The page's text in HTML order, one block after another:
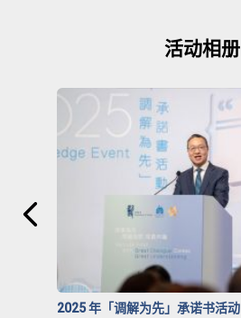
活动相册
2025 年「调解为先」承诺书活动